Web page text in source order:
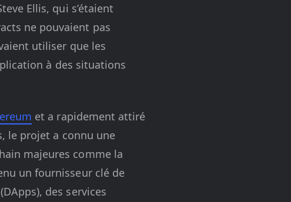
Ellis, qui s’étaient
ne pouvaient pas
utiliser que les
à des situations
et a rapidement attiré
le projet a connu une
majeures comme la
un fournisseur clé de
des services